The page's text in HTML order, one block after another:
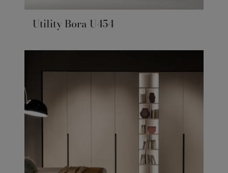
Utility Bora U454